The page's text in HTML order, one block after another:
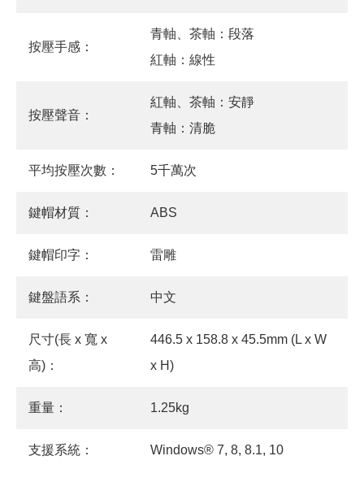
按壓手感：
青軸、茶軸：段落
紅軸：線性
按壓聲音：
紅軸、茶軸：安靜
青軸：清脆
平均按壓次數： 5千萬次
鍵帽材質： ABS
鍵帽印字： 雷雕
鍵盤語系： 中文
尺寸(長 x 寬 x
高)：
446.5 x 158.8 x 45.5mm (L x W
x H)
重量： 1.25kg
支援系統： Windows® 7, 8, 8.1, 10